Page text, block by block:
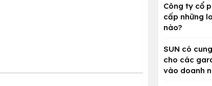
Công ty cổ
cấp những
nào?
SUN có
cho các
vào doanh